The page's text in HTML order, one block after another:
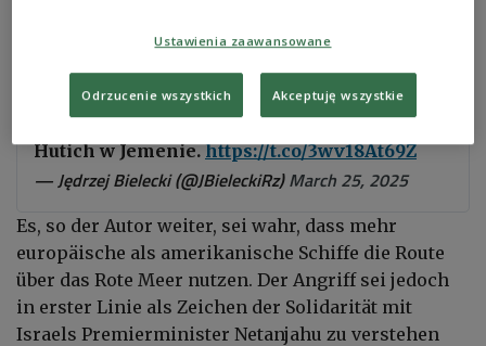
Wyciek do „The Atlantic” rozmowy
https://t.co/gvJfMaYPqz
. J.D. Vance'a i Pete'a
Hegsetha na komunikatorze Signal ujawnił
coś nawet ważniejszego niż plan ataku na
Hutich w Jemenie.https://t.co/3wv18At69Z
— Jędrzej Bielecki (@JBieleckiRz)March 25, 2025
Es, so der Autor weiter, sei wahr, dass mehr
europäische als amerikanische Schiffe die Route
über das Rote Meer nutzen. Der Angriff sei jedoch
in erster Linie als Zeichen der Solidarität mit
Israels Premierminister Netanjahu zu verstehen
Ustawienia zaawansowane
Odrzucenie wszystkich Akceptuję wszystkie